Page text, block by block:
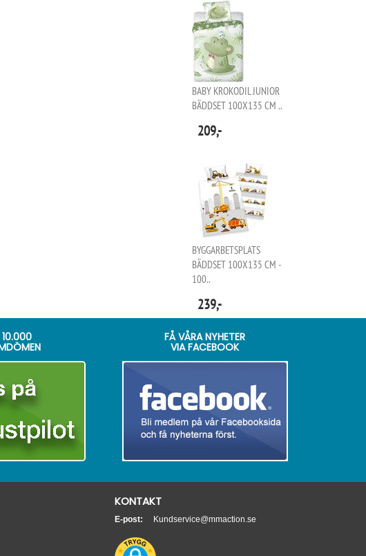
BABY KROKODIL JUNIOR
BÄDDSET 100X135 CM ..
209,-
BYGGARBETSPLATS
BÄDDSET 100X135 CM -
100..
239,-
10.000 FÅ VÅRA NYHETER
VIA FACEBOOK
KONTAKT
E-post: Kundservice@mmaction.se